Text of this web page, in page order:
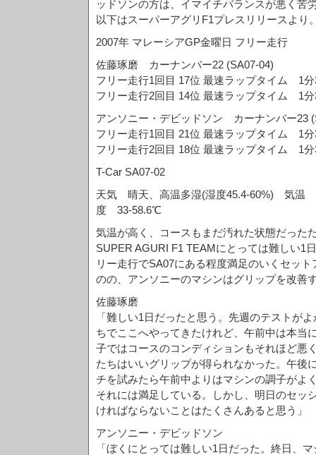
ッドソンの方は、イマイチバランスが悪く苦
以下はスーパーアグリF1プレスリリースより
2007年 マレーシアGP金曜日 フリー走行
佐藤琢磨 カーナンバー22 (SA07-04)
フリー走行1回目 17位 最速ラップタイム 1分
フリー走行2回目 14位 最速ラップタイム 1分
アンソニー・デビッドソン カーナンバー23
フリー走行1回目 21位 最速ラップタイム 1分
フリー走行2回目 18位 最速ラップタイム 1分
T-Car SA07-02
天気 晴天、高温多湿(湿度45.4-60%) 気
度 33-58.6℃
気温が高く、コースもまだ汚れた状態だった
SUPER AGURI F1 TEAMにとっては難しい1
リー走行でSA07にある程度満足のいくセッ
のの、アンソニーのマシンはグリップを改善
佐藤琢磨
「難しい1日だったと思う。先週のテストが
ちでここへやってきたけれど、午前中は本当
子ではコースのコンディションもそれほど悪
たちはいいグリップが得られなかった。午後
チを試みたら午前中よりはマシンの調子がよ
それには満足している。しかし、明日のセッ
ければならないことはたくさんあると思う」
アンソニー・デビッドソン
「ぼくにとっては難しい1日だった。終日、